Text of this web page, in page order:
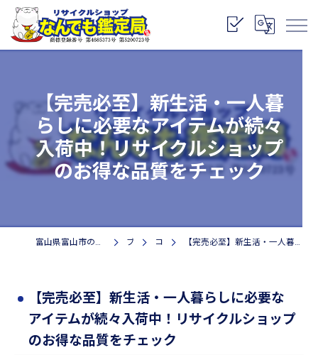
【完売必至】新生活・一人暮
らしに必要なアイテムが続々
入荷中！リサイクルショップ
のお得な品質をチェック
富山県富山市のリサイクルショップなら株式会社なんでも鑑定局 ブログ コラム 【完売必至】新生活・一人暮らしに必要なアイテムが続々入荷中！リサイクルショップのお得な品質をチェック
【完売必至】新生活・一人暮らしに必要な
アイテムが続々入荷中！リサイクルショップ
のお得な品質をチェック